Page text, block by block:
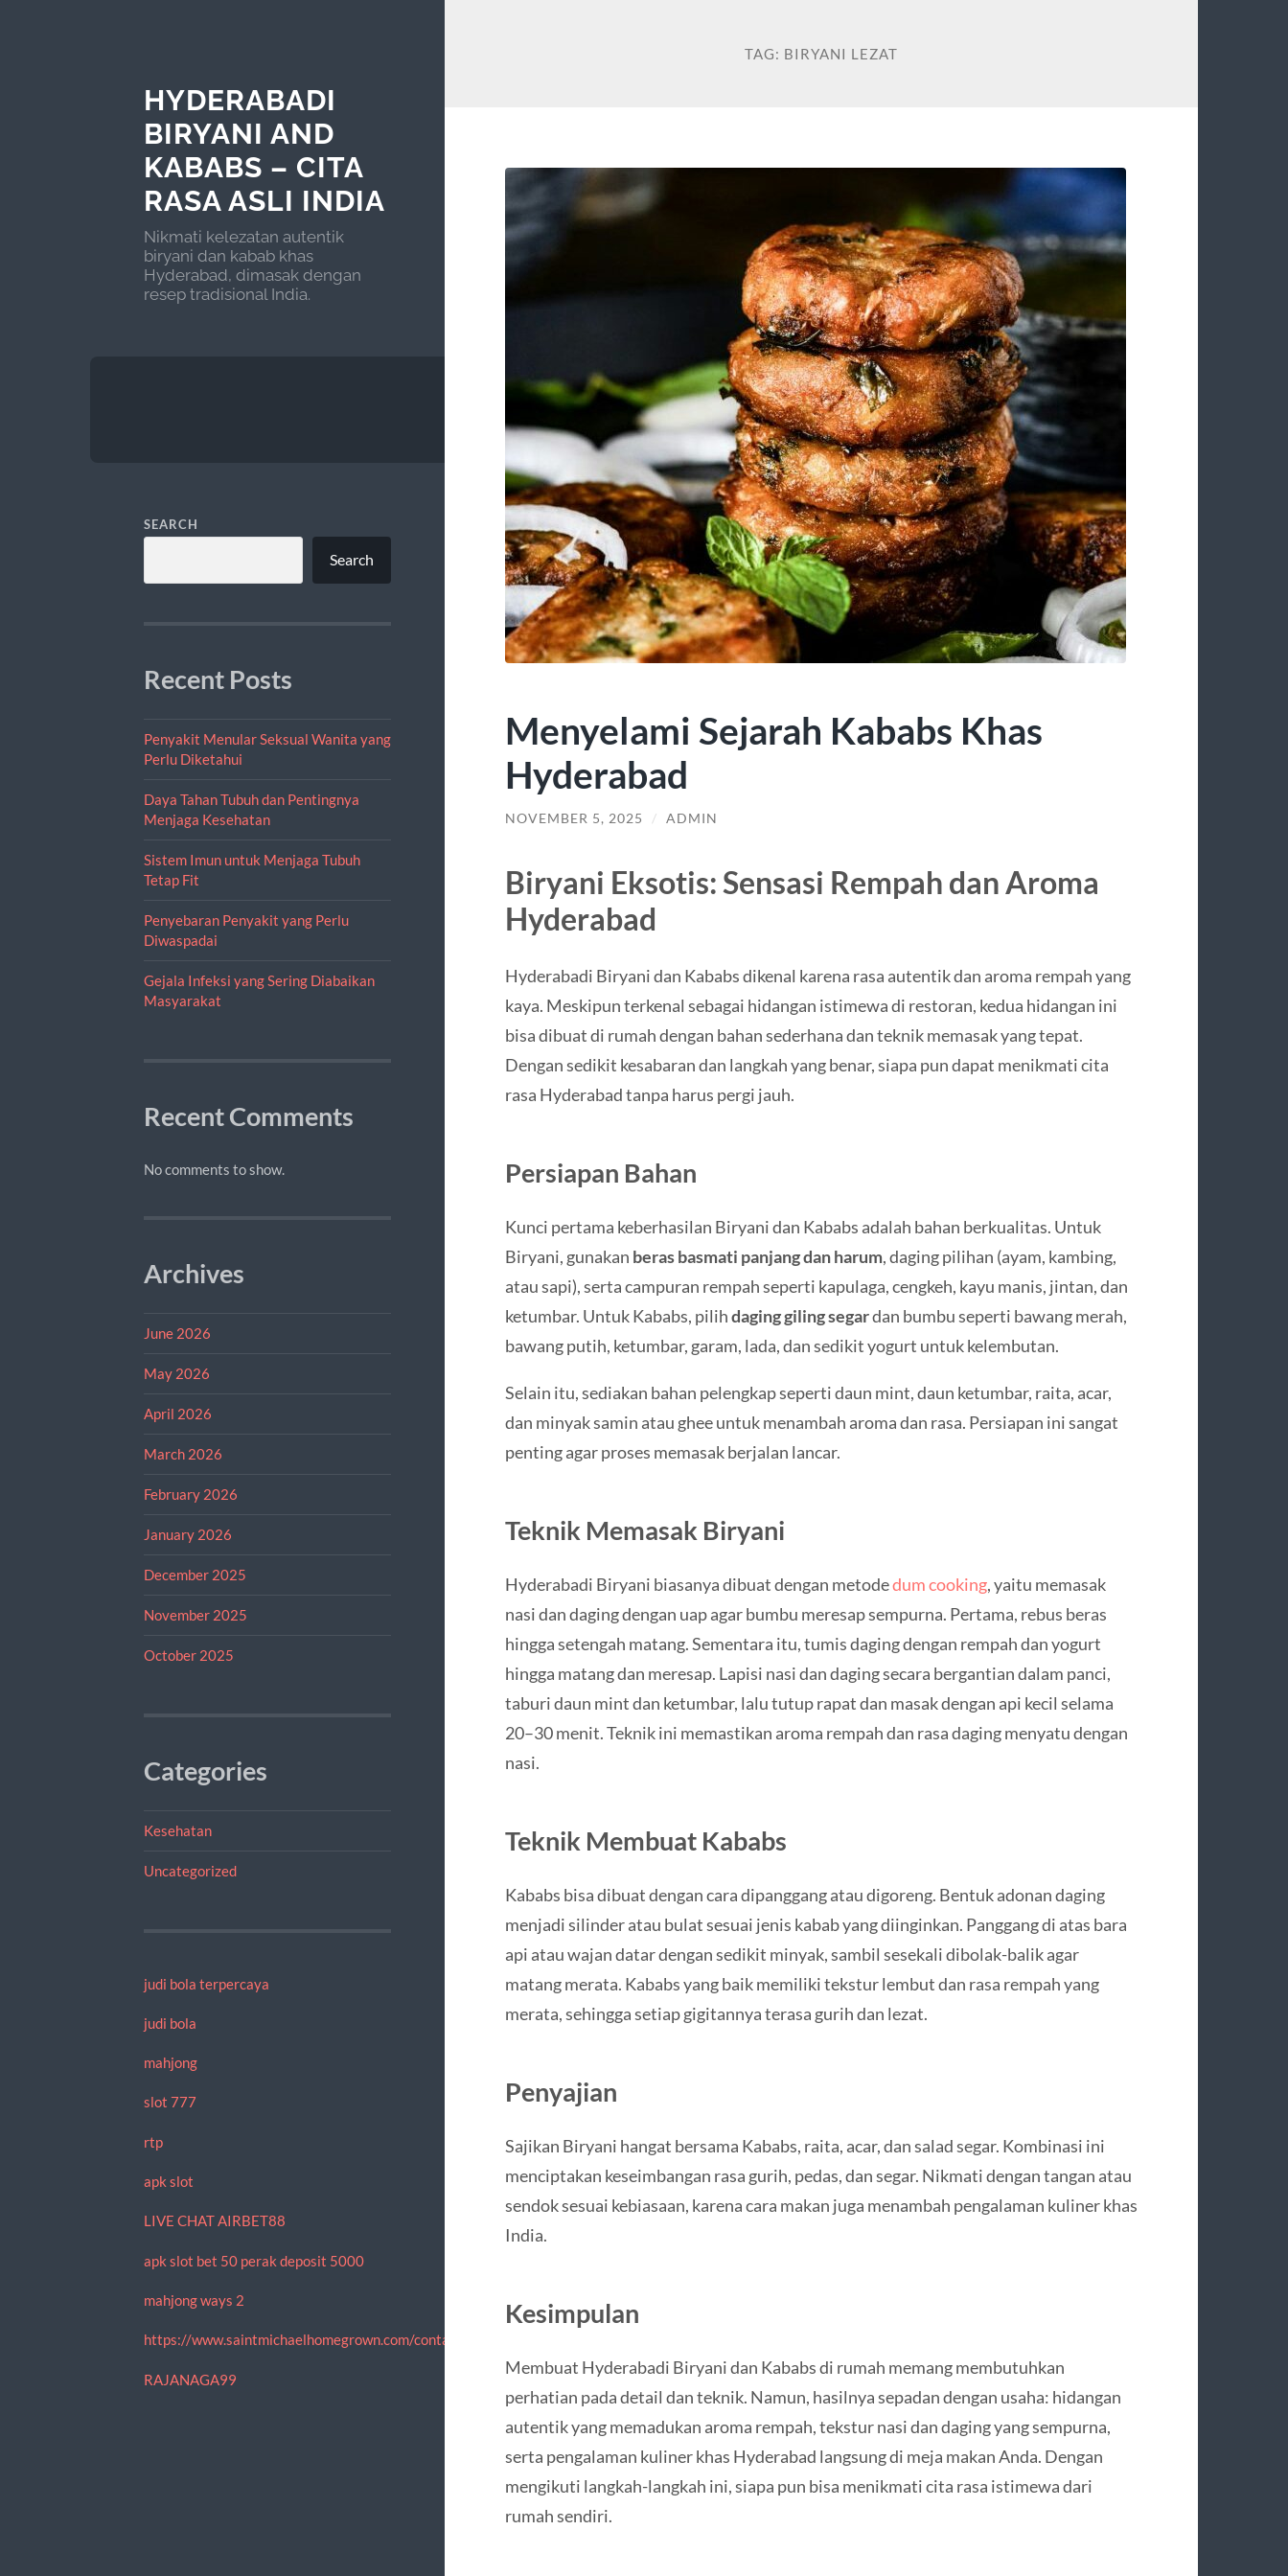
HYDERABADI
BIRYANI AND
KABABS – CITA
RASA ASLI INDIA
Nikmati kelezatan autentik
biryani dan kabab khas
Hyderabad, dimasak dengan
resep tradisional India.
SEARCH
Search
Recent Posts
Penyakit Menular Seksual Wanita yang
Perlu Diketahui
Daya Tahan Tubuh dan Pentingnya
Menjaga Kesehatan
Sistem Imun untuk Menjaga Tubuh
Tetap Fit
Penyebaran Penyakit yang Perlu
Diwaspadai
Gejala Infeksi yang Sering Diabaikan
Masyarakat
Recent Comments
No comments to show.
Archives
June 2026
May 2026
April 2026
March 2026
February 2026
January 2026
December 2025
November 2025
October 2025
Categories
Kesehatan
Uncategorized
judi bola terpercaya
judi bola
mahjong
slot 777
rtp
apk slot
LIVE CHAT AIRBET88
apk slot bet 50 perak deposit 5000
mahjong ways 2
https://www.saintmichaelhomegrown.com/contact
RAJANAGA99
TAG: BIRYANI LEZAT
Menyelami Sejarah Kababs Khas
Hyderabad
NOVEMBER 5, 2025 / ADMIN
Biryani Eksotis: Sensasi Rempah dan Aroma
Hyderabad
Hyderabadi Biryani dan Kababs dikenal karena rasa autentik dan aroma rempah yang
kaya. Meskipun terkenal sebagai hidangan istimewa di restoran, kedua hidangan ini
bisa dibuat di rumah dengan bahan sederhana dan teknik memasak yang tepat.
Dengan sedikit kesabaran dan langkah yang benar, siapa pun dapat menikmati cita
rasa Hyderabad tanpa harus pergi jauh.
Persiapan Bahan
Kunci pertama keberhasilan Biryani dan Kababs adalah bahan berkualitas. Untuk
Biryani, gunakan beras basmati panjang dan harum, daging pilihan (ayam, kambing,
atau sapi), serta campuran rempah seperti kapulaga, cengkeh, kayu manis, jintan, dan
ketumbar. Untuk Kababs, pilihdaging giling segardan bumbu seperti bawang merah,
bawang putih, ketumbar, garam, lada, dan sedikit yogurt untuk kelembutan.
Selain itu, sediakan bahan pelengkap seperti daun mint, daun ketumbar, raita, acar,
dan minyak samin atau ghee untuk menambah aroma dan rasa. Persiapan ini sangat
penting agar proses memasak berjalan lancar.
Teknik Memasak Biryani
Hyderabadi Biryani biasanya dibuat dengan metodedum cooking, yaitu memasak
nasi dan daging dengan uap agar bumbu meresap sempurna. Pertama, rebus beras
hingga setengah matang. Sementara itu, tumis daging dengan rempah dan yogurt
hingga matang dan meresap. Lapisi nasi dan daging secara bergantian dalam panci,
taburi daun mint dan ketumbar, lalu tutup rapat dan masak dengan api kecil selama
20–30 menit. Teknik ini memastikan aroma rempah dan rasa daging menyatu dengan
nasi.
Teknik Membuat Kababs
Kababs bisa dibuat dengan cara dipanggang atau digoreng. Bentuk adonan daging
menjadi silinder atau bulat sesuai jenis kabab yang diinginkan. Panggang di atas bara
api atau wajan datar dengan sedikit minyak, sambil sesekali dibolak-balik agar
matang merata. Kababs yang baik memiliki tekstur lembut dan rasa rempah yang
merata, sehingga setiap gigitannya terasa gurih dan lezat.
Penyajian
Sajikan Biryani hangat bersama Kababs, raita, acar, dan salad segar. Kombinasi ini
menciptakan keseimbangan rasa gurih, pedas, dan segar. Nikmati dengan tangan atau
sendok sesuai kebiasaan, karena cara makan juga menambah pengalaman kuliner khas
India.
Kesimpulan
Membuat Hyderabadi Biryani dan Kababs di rumah memang membutuhkan
perhatian pada detail dan teknik. Namun, hasilnya sepadan dengan usaha: hidangan
autentik yang memadukan aroma rempah, tekstur nasi dan daging yang sempurna,
serta pengalaman kuliner khas Hyderabad langsung di meja makan Anda. Dengan
mengikuti langkah-langkah ini, siapa pun bisa menikmati cita rasa istimewa dari
rumah sendiri.